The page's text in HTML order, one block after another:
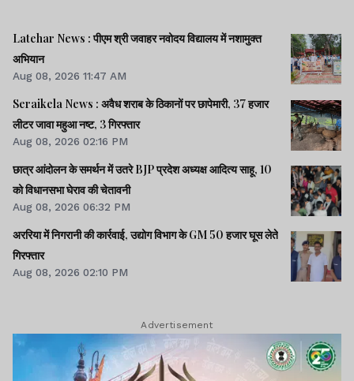
Latehar News : पीएम श्री जवाहर नवोदय विद्यालय में नशामुक्‍त
अभियान
Aug 08, 2026 11:47 AM
Seraikela News : अवैध शराब के ठिकानों पर छापेमारी, 37 हजार
लीटर जावा महुआ नष्ट, 3 गिरफ्तार
Aug 08, 2026 02:16 PM
छात्र आंदोलन के समर्थन में उतरे BJP प्रदेश अध्यक्ष आदित्य साहू, 10
को विधानसभा घेराव की चेतावनी
Aug 08, 2026 06:32 PM
अररिया में निगरानी की कार्रवाई, उद्योग विभाग के GM 50 हजार घूस लेते
गिरफ्तार
Aug 08, 2026 02:10 PM
Advertisement